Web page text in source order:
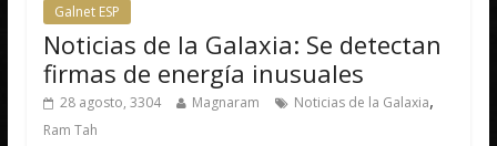
Galnet ESP
Noticias de la Galaxia: Se detectan
firmas de energía inusuales
28 agosto, 3304 Magnaram Noticias de la Galaxia,
Ram Tah